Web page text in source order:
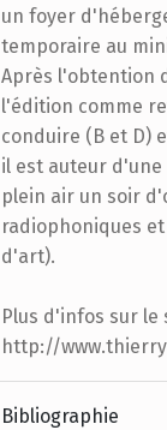
un foyer
temporaire au
Après l'obtention
l'édition comme
conduire (B et D)
il est auteur
plein air un soir
radiophoniques
d'art).
Plus d'infos sur le
http://
Bibliographie